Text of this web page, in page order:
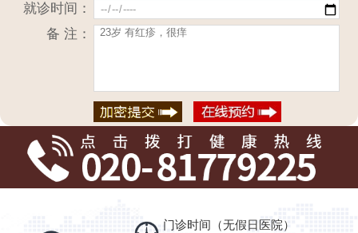
就诊时间：
备 注：
门诊时间（无假日医院）